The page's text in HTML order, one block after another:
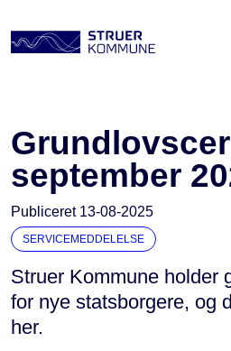
september
Publiceret 13-08-2025
SERVICEMEDDELELSE
Struer Kommune holder
for nye statsborgere, og
her.